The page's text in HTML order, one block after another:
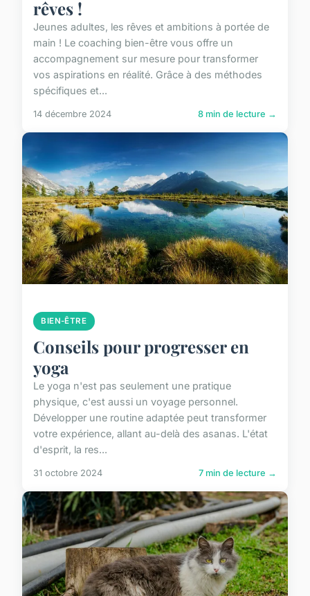
rêves !
Jeunes adultes, les rêves et ambitions à portée de
main ! Le coaching bien-être vous offre un
accompagnement sur mesure pour transformer
vos aspirations en réalité. Grâce à des méthodes
spécifiques et...
14 décembre 2024 8 min de lecture →
BIEN-ÊTRE
Conseils pour progresser en
yoga
Le yoga n'est pas seulement une pratique
physique, c'est aussi un voyage personnel.
Développer une routine adaptée peut transformer
votre expérience, allant au-delà des asanas. L'état
d'esprit, la res...
31 octobre 2024 7 min de lecture →